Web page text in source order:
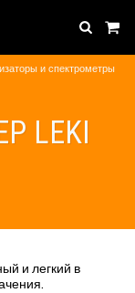
и спектрометры
LEKI
и легкий в